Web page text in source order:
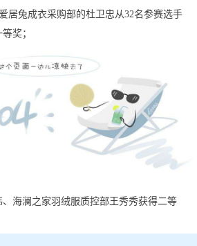
居兔成衣采购部的杜卫忠从32名参赛选手
奖；
海澜之家羽绒服质控部王秀秀获得二等